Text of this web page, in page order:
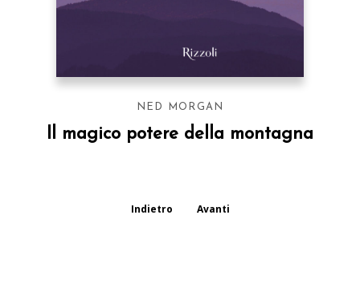
NED MORGAN
Il magico potere della montagna
Indietro Avanti